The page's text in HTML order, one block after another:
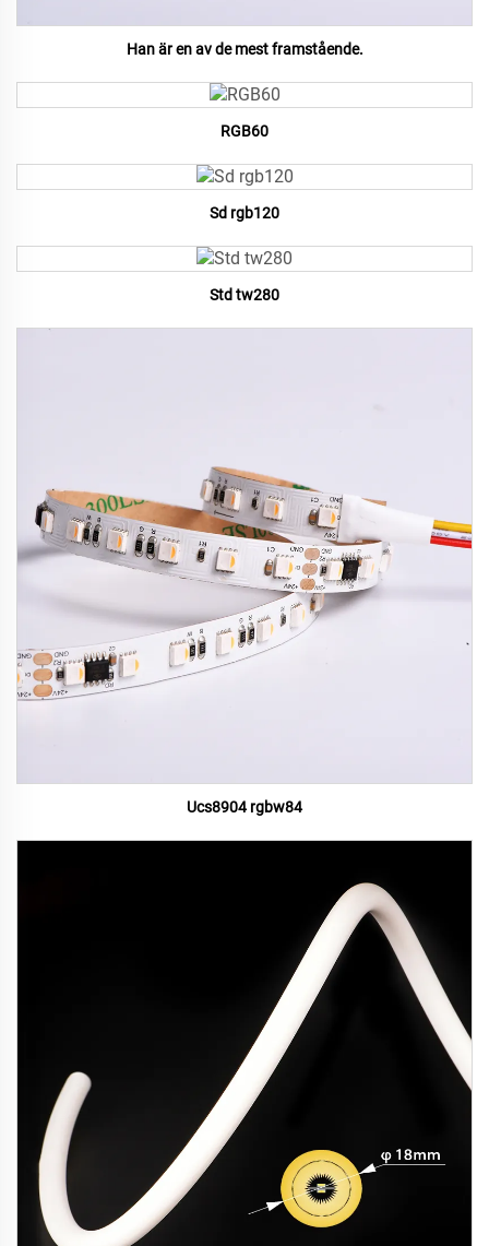
Han är en av de mest framstående.
RGB60
Sd rgb120
Std tw280
Ucs8904 rgbw84